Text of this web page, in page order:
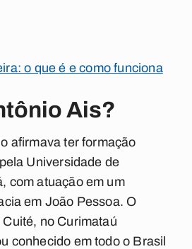
o que é e como funciona
Ais?
afirmava ter formação
Universidade de
com atuação em um
em João Pessoa. O
no Curimataú
conhecido em todo o Brasil